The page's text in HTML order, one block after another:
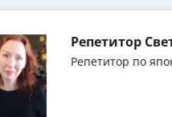
Репетитор
Репетитор по